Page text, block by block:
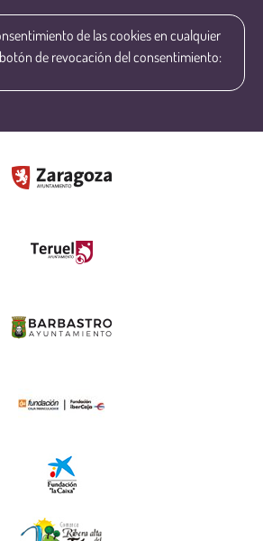
de las cookies en cualquier
de revocación del consentimiento: